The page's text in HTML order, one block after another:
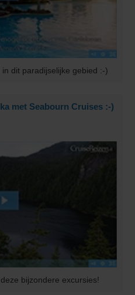
dit paradijselijke gebied :-)
met Seabourn Cruises :-)
bijzondere excursies!